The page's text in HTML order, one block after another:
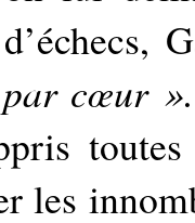
cœur ».
les